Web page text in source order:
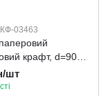
03463
крафт, d=90
мл
шт